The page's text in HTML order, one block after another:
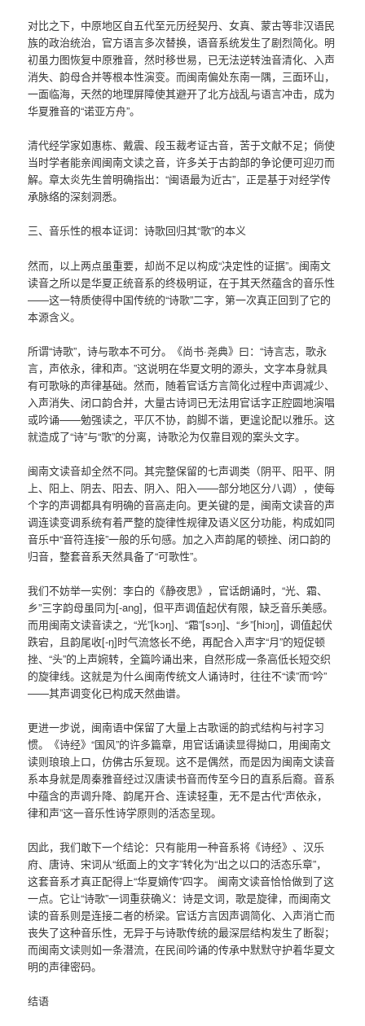
对比之下，中原地区自五代至元历经契丹、女真、蒙古等非汉语民
族的政治统治，官方语言多次替换，语音系统发生了剧烈简化。明
初虽力图恢复中原雅音，然时移世易，已无法逆转浊音清化、入声
消失、韵母合并等根本性演变。而闽南偏处东南一隅，三面环山，
一面临海，天然的地理屏障使其避开了北方战乱与语言冲击，成为
华夏雅音的“诺亚方舟”。
清代经学家如惠栋、戴震、段玉裁考证古音，苦于文献不足；倘使
当时学者能亲闻闽南文读之音，许多关于古韵部的争论便可迎刃而
解。章太炎先生曾明确指出：“闽语最为近古”，正是基于对经学传
承脉络的深刻洞悉。
三、音乐性的根本证词：诗歌回归其“歌”的本义
然而，以上两点虽重要，却尚不足以构成“决定性的证据”。闽南文
读音之所以是华夏正统音系的终极明证，在于其天然蕴含的音乐性
——这一特质使得中国传统的“诗歌”二字，第一次真正回到了它的
本源含义。
所谓“诗歌”，诗与歌本不可分。《尚书·尧典》曰：“诗言志，歌永
言，声依永，律和声。”这说明在华夏文明的源头，文字本身就具
有可歌咏的声律基础。然而，随着官话方言简化过程中声调减少、
入声消失、闭口韵合并，大量古诗词已无法用官话字正腔圆地演唱
或吟诵——勉强读之，平仄不协，韵脚不谐，更遑论配以雅乐。这
就造成了“诗”与“歌”的分离，诗歌沦为仅靠目观的案头文字。
闽南文读音却全然不同。其完整保留的七声调类（阴平、阳平、阴
上、阳上、阴去、阳去、阴入、阳入——部分地区分八调），使每
个字的声调都具有明确的音高走向。更关键的是，闽南文读音的声
调连读变调系统有着严整的旋律性规律及语义区分功能，构成如同
音乐中“音符连接”一般的乐句感。加之入声韵尾的顿挫、闭口韵的
归音，整套音系天然具备了“可歌性”。
我们不妨举一实例：李白的《静夜思》，官话朗诵时，“光、霜、
乡”三字韵母虽同为[-ang]，但平声调值起伏有限，缺乏音乐美感。
而用闽南文读音读之，“光”[kɔŋ]、“霜”[sɔŋ]、“乡”[hiɔŋ]，调值起伏
跌宕，且韵尾收[-ŋ]时气流悠长不绝，再配合入声字“月”的短促顿
挫、“头”的上声婉转，全篇吟诵出来，自然形成一条高低长短交织
的旋律线。这就是为什么闽南传统文人诵诗时，往往不“读”而“吟”
——其声调变化已构成天然曲谱。
更进一步说，闽南语中保留了大量上古歌谣的韵式结构与衬字习
惯。《诗经》“国风”的许多篇章，用官话诵读显得拗口，用闽南文
读则琅琅上口，仿佛古乐复现。这不是偶然，而是因为闽南文读音
系本身就是周秦雅音经过汉唐读书音而传至今日的直系后裔。音系
中蕴含的声调升降、韵尾开合、连读轻重，无不是古代“声依永，
律和声”这一音乐性诗学原则的活态呈现。
因此，我们敢下一个结论：只有能用一种音系将《诗经》、汉乐
府、唐诗、宋词从“纸面上的文字”转化为“出之以口的活态乐章”，
这套音系才真正配得上“华夏嫡传”四字。 闽南文读音恰恰做到了这
一点。它让“诗歌”一词重获确义：诗是文词，歌是旋律，而闽南文
读的音系则是连接二者的桥梁。官话方言因声调简化、入声消亡而
丧失了这种音乐性，无异于与诗歌传统的最深层结构发生了断裂；
而闽南文读则如一条潜流，在民间吟诵的传承中默默守护着华夏文
明的声律密码。
结语